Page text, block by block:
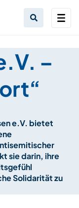
–
e.V. bietet
sie darin, ihre
Solidarität zu